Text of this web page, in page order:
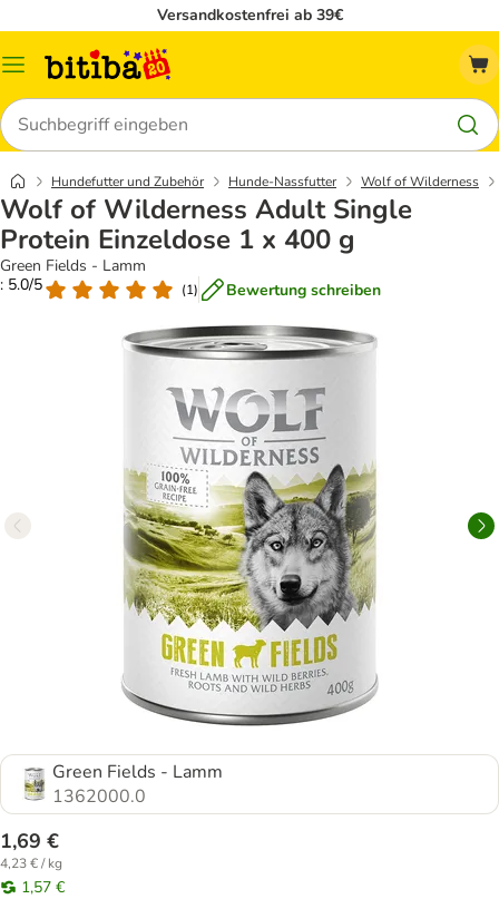
Versandkostenfrei ab 39€
Menü
Suchen
Hundefutter und Zubehör Hunde-Nassfutter Wolf of Wilderness
Wolf of Wilderness Adult Single
Protein Einzeldose 1 x 400 g
Green Fields - Lamm
: 5.0/5
(1) Bewertung schreiben
Green Fields - Lamm
1362000.0
1,69 €
4,23 € / kg
1,57 €